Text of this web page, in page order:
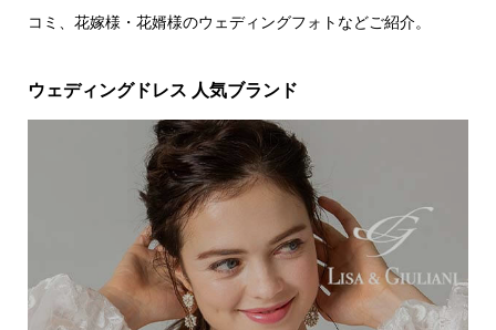
コミ、花嫁様・花婿様のウェディングフォトなどご紹介。
ウェディングドレス 人気ブランド